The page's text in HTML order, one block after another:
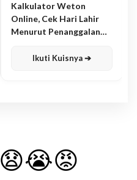
Kalkulator Weton
Online, Cek Hari Lahir
Menurut Penanggalan
Ikuti Kuisnya ➔
😧😭😡